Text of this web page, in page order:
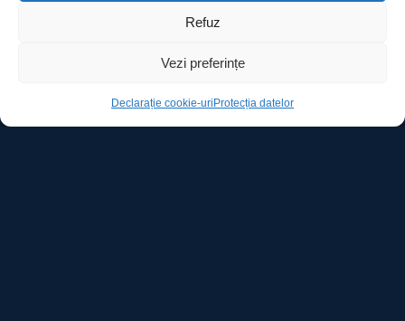
Refuz
Vezi preferințe
Declarație cookie-uri Protecția datelor
Declarație cookie-uri
Contact